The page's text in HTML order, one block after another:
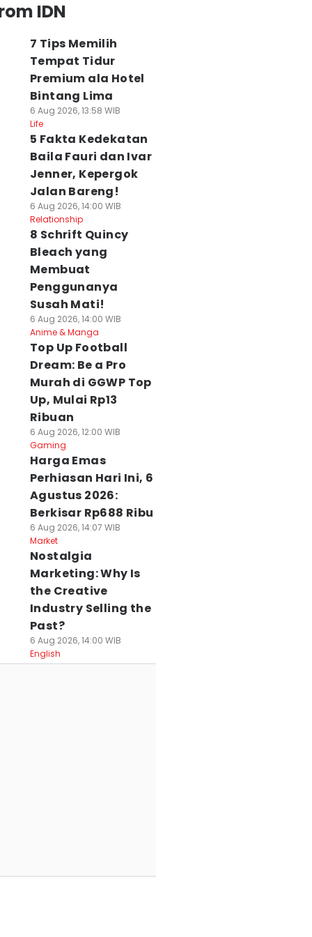
IDN
7 Tips Memilih
Tempat Tidur
Premium ala Hotel
Bintang Lima
6 Aug 2026, 13:58 WIB
Life
5 Fakta Kedekatan
Baila Fauri dan Ivar
Jenner, Kepergok
Jalan Bareng!
6 Aug 2026, 14:00 WIB
Relationship
8 Schrift Quincy
Bleach yang
Membuat
Penggunanya
Susah Mati!
6 Aug 2026, 14:00 WIB
Anime & Manga
Top Up Football
Dream: Be a Pro
Murah di GGWP Top
Up, Mulai Rp13
Ribuan
6 Aug 2026, 12:00 WIB
Gaming
Harga Emas
Perhiasan Hari Ini, 6
Agustus 2026:
Berkisar Rp688 Ribu
6 Aug 2026, 14:07 WIB
Market
Nostalgia
Marketing: Why Is
the Creative
Industry Selling the
Past?
6 Aug 2026, 14:00 WIB
English